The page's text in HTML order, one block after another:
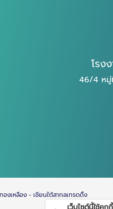
โรง
46/4 หมู่
องเหลือง - เชียนใต้สากลเทรดดิ้ง